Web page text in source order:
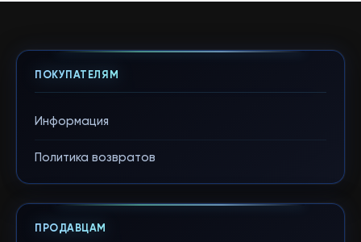
ПОКУПАТЕЛЯМ
Информация
Политика возвратов
ПРОДАВЦАМ